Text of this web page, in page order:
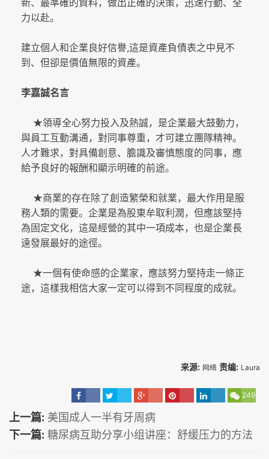
新、最準確的資料，做出正確的決策，迅速行動、全
力以赴。
建立個人和企業良好信譽,這是資產負債表之中見不
到、但卻是價值無限的資產。
李嘉誠名言
★領導全心努力投入及熱誠，是企業最大鼓動力，
與員工互動溝通，對同事尊重，才可建立團隊精神。
人才難求，對具備創意、膽識及審慎態度的同事，應
給予良好的報酬和顯示明確的前途。
★商業的存在除了創造繁榮和就業，最大作用是服
務人類的需要。企業是為股東牟取利潤，但應該堅持
為固定文化，這是經營的其中一項成本，也是企業長
遠發展最好的途徑。
★一個有使命感的企業家，應該努力堅持走一條正
途，這樣我相信大家一定可以得到不同程度的成就。
来源: 网络 责编: Laura
249
上一篇: 美国成人一半有牙周病
下一篇: 糖尿病互助分享小组讲座：舒缓压力的方法